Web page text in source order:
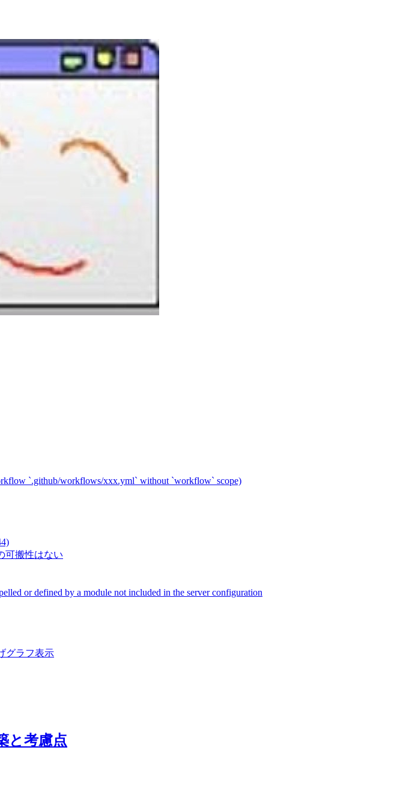
`.github/workflows/xxx.yml` without `workflow` scope)
可搬性はない
or defined by a module not included in the server configuration
グラフ表示
と考慮点